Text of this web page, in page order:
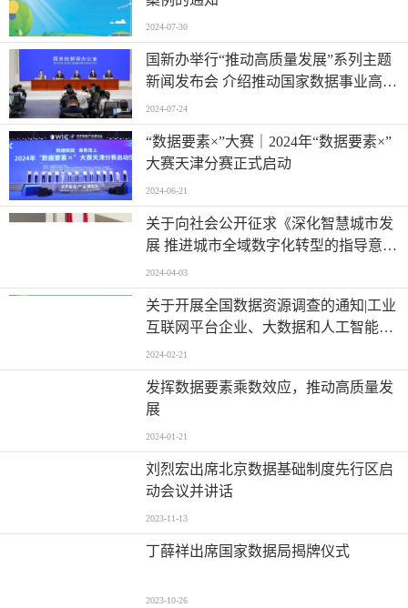
2024-07-30
国新办举行“推动高质量发展”系列主题
新闻发布会 介绍推动国家数据事业高质
量发展情况
2024-07-24
“数据要素×”大赛｜2024年“数据要素×”
大赛天津分赛正式启动
2024-06-21
关于向社会公开征求《深化智慧城市发
展 推进城市全域数字化转型的指导意
见》意见的公告
2024-04-03
关于开展全国数据资源调查的通知|工业
互联网平台企业、大数据和人工智能技
术企业等
2024-02-21
发挥数据要素乘数效应，推动高质量发
展
2024-01-21
刘烈宏出席北京数据基础制度先行区启
动会议并讲话
2023-11-13
丁薛祥出席国家数据局揭牌仪式
2023-10-26